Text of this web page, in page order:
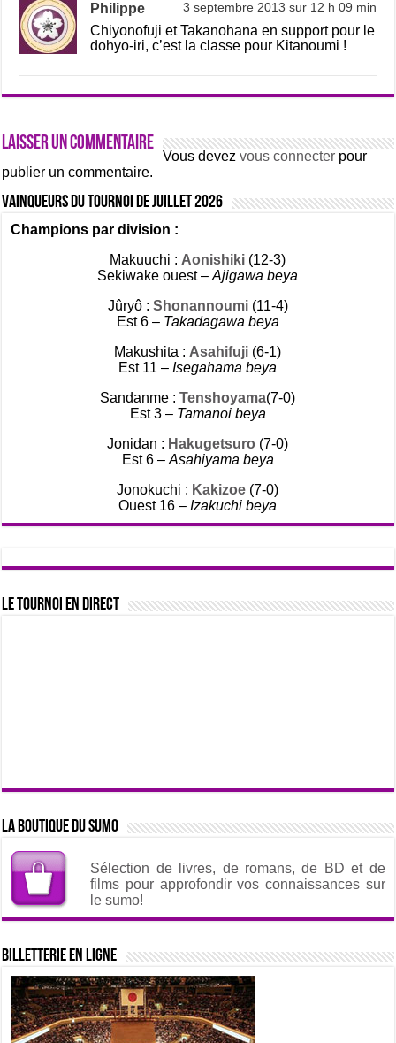
Philippe 3 septembre 2013 sur 12 h 09 min
Chiyonofuji et Takanohana en support pour le
dohyo-iri, c’est la classe pour Kitanoumi !
Laisser un commentaire
Vous devezvous connecter pour
publier un commentaire.
Vainqueurs du tournoi de Juillet 2026
Champions par division :
Makuuchi : Aonishiki (12-3)
Sekiwake ouest –Ajigawa beya
Jûryô : Shonannoumi (11-4)
Est 6 – Takadagawa beya
Makushita : Asahifuji (6-1)
Est 11 –Isegahama beya
Sandanme :Tenshoyama(7-0)
Est 3 – Tamanoi beya
Jonidan : Hakugetsuro (7-0)
Est 6 – Asahiyama beya
Jonokuchi : Kakizoe (7-0)
Ouest 16 –Izakuchi beya
Le tournoi en direct
La boutique du sumo
Sélection de livres, de romans, de BD et de
films pour approfondir vos connaissances sur
le sumo!
Billetterie en ligne